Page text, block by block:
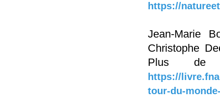
https://
Jean-Marie
Christophe
Plus de
https://
tour-du-